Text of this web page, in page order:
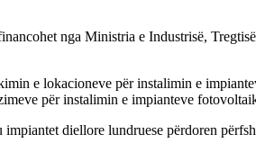
nga Ministria e Industrisë,
e lokacioneve për instalimin e
për instalimin e impianteve
diellore lundruese përdoren